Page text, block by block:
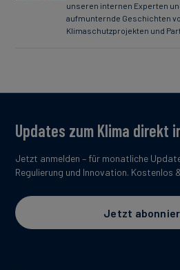
unseren internen Experten
aufmunternde Geschichten
Klimaschutzprojekten und
Updates zum Klima direkt
Jetzt anmelden – für monatliche
Regulierung und Innovation. Kostenlos
Jetzt